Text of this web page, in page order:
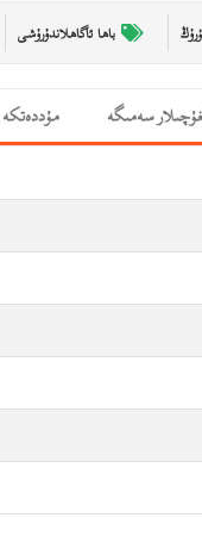
باھا ئاگاھلاندۇرۇشى
سەمىگە